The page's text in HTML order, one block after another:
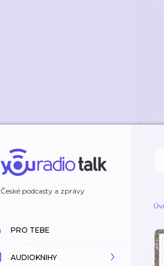
České podcasty a zprávy
PRO TEBE
AUDIOKNIHY